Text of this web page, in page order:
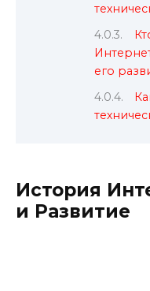
его
История
и Развитие